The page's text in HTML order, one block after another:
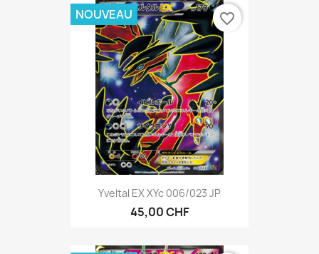
Yveltal EX XYc 006/023 JP
45,00 CHF
NOUVEAU favorite_border